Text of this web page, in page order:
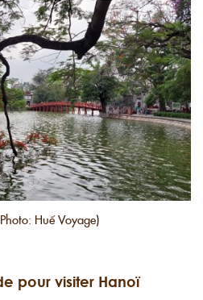
Huế Voyage)
pour visiter Hanoï